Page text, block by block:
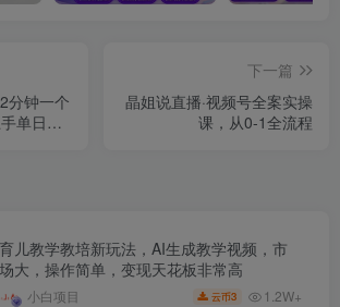
分钟一个
单日收
下一篇
晶姐说直播·视频号全案实操
课，从0-1全流程
育儿教学教培新玩法，AI生成教学视频，市
场大，操作简单，变现天花板非常高
小白项目 云币3 1.2W+